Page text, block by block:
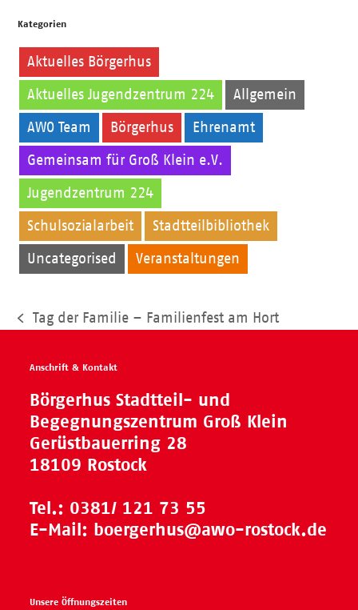
Kategorien
Aktuelles Börgerhus
Aktuelles Jugendzentrum 224 Allgemein
AWO Team Börgerhus Ehrenamt
Gemeinsam für Groß Klein e.V.
Jugendzentrum 224
Schulsozialarbeit Stadtteilbibliothek
Uncategorised Veranstaltungen
vorheriger
Tag der Familie – Familienfest am Hort
Anschrift & Kontakt
Börgerhus Stadtteil- und
Begegnungszentrum Groß Klein
Gerüstbauerring 28
18109 Rostock
Tel.: 0381/ 121 73 55
E-Mail: boergerhus@awo-rostock.de
Unsere Öffnungszeiten